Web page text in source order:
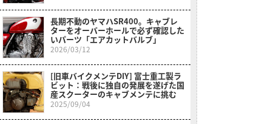
長期不動のヤマハSR400。キャブレ
ターをオーバーホールで必ず確認した
いパーツ「エアカットバルブ」
2026/03/12
[旧車バイクメンテDIY] 富士重工製ラ
ビット：戦後に独自の発展を遂げた国
産スクーターのキャブメンテに挑む
2025/09/04